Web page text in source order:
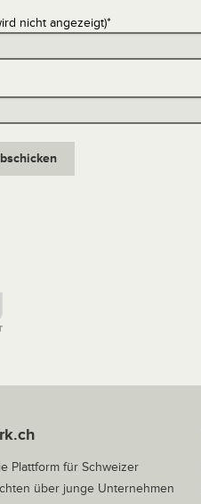
nicht angezeigt)*
Plattform für Schweizer
über junge Unternehmen